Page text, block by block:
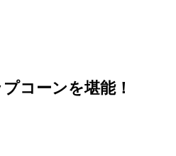
コーンを堪能！